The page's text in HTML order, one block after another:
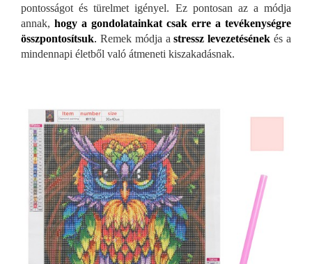
pontosságot és türelmet igényel. Ez pontosan az a módja
annak, hogy a gondolatainkat csak erre a tevékenységre
összpontosítsuk. Remek módja astressz levezetésének és a
mindennapi életből való átmeneti kiszakadásnak.